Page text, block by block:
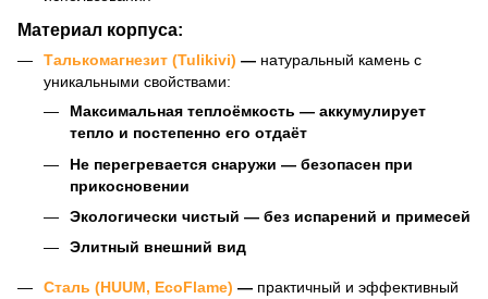
Материал корпуса:
Талькомагнезит (Tulikivi) — натуральный камень с
уникальными свойствами:
Максимальная теплоёмкость — аккумулирует
тепло и постепенно его отдаёт
Не перегревается снаружи — безопасен при
прикосновении
Экологически чистый — без испарений и примесей
Элитный внешний вид
Сталь (HUUM, EcoFlame) — практичный и эффективный